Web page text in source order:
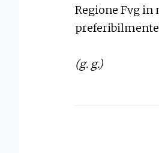
Regione Fvg in
(g. g.)